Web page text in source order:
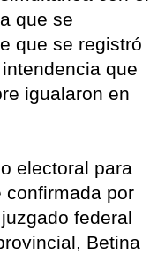
que se
que se registró
que
igualaron en
electoral para
confirmada por
federal
Betina